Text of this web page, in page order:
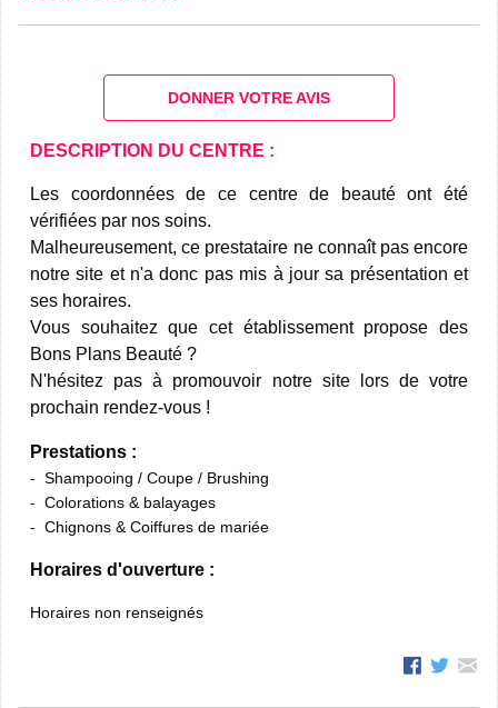
DONNER VOTRE AVIS
DESCRIPTION DU CENTRE :
Les coordonnées de ce centre de beauté ont été
vérifiées par nos soins.
Malheureusement, ce prestataire ne connaît pas encore
notre site et n'a donc pas mis à jour sa présentation et
ses horaires.
Vous souhaitez que cet établissement propose des
Bons Plans Beauté ?
N'hésitez pas à promouvoir notre site lors de votre
prochain rendez-vous !
Prestations :
Shampooing / Coupe / Brushing
Colorations & balayages
Chignons & Coiffures de mariée
Horaires d'ouverture :
Horaires non renseignés